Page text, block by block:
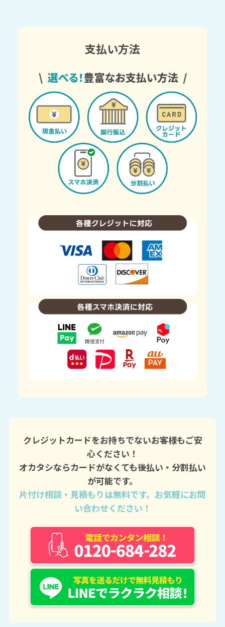
支払い方法
クレジットカードをお持ちでないお客様もご安
心ください！
オカタシならカードがなくても後払い・分割払い
が可能です。
片付け相談・見積もりは無料です。お気軽にお問
い合わせください！